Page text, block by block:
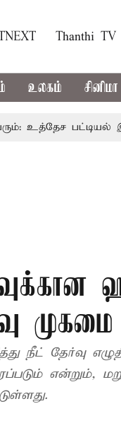
Thanthi TV
உலகம் சினிமா
உத்தேச பட்டியல் இதோ!
நீட் தேர்வு
என்றும்,